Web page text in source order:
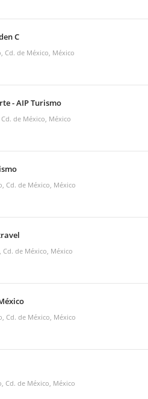
C
Cd. de México, México
- AIP Turismo
Cd. de México, México
Cd. de México, México
Cd. de México, México
Cd. de México, México
Cd. de México, México